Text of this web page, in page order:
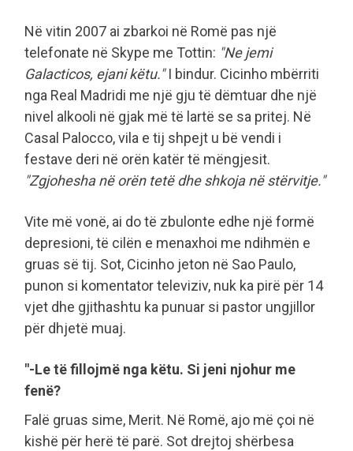
Në vitin 2007 ai zbarkoi në Romë pas një
telefonate në Skype me Tottin: "Ne jemi
Galacticos, ejani këtu."I bindur. Cicinho mbërriti
nga Real Madridi me një gju të dëmtuar dhe një
nivel alkooli në gjak më të lartë se sa pritej. Në
Casal Palocco, vila e tij shpejt u bë vendi i
festave deri në orën katër të mëngjesit.
"Zgjohesha në orën tetë dhe shkoja në stërvitje."
Vite më vonë, ai do të zbulonte edhe një formë
depresioni, të cilën e menaxhoi me ndihmën e
gruas së tij. Sot, Cicinho jeton në Sao Paulo,
punon si komentator televiziv, nuk ka pirë për 14
vjet dhe gjithashtu ka punuar si pastor ungjillor
për dhjetë muaj.
"-Le të fillojmë nga këtu. Si jeni njohur me
fenë?
Falë gruas sime, Merit. Në Romë, ajo më çoi në
kishë për herë të parë. Sot drejtoj shërbesa